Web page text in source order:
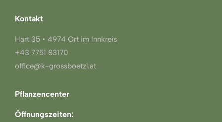
Kontakt
Hart 35 • 4974 Ort im Innkreis
+43 7751 83170
office@k-grossboetzl.at
Pflanzencenter
Öffnungszeiten: